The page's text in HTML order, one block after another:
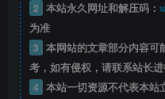
2 本站永久网址和解压码：
为准
3 本网站的文章部分内容可
考，如有侵权，请联系站长进
4 本站一切资源不代表本站